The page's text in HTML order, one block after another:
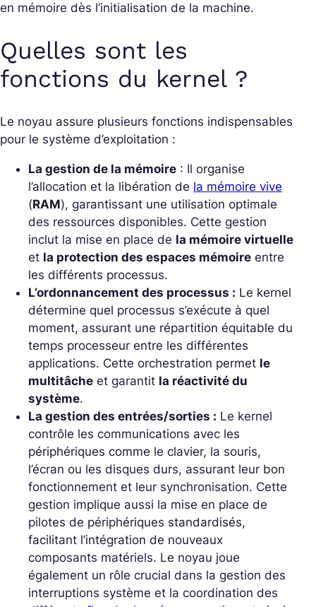
en mémoire dès l’initialisation de la machine.
Quelles sont les
fonctions du kernel ?
Le noyau assure plusieurs fonctions indispensables
pour le système d’exploitation :
La gestion de la mémoire : Il organise
l’allocation et la libération de la mémoire vive
(RAM), garantissant une utilisation optimale
des ressources disponibles. Cette gestion
inclut la mise en place de la mémoire virtuelle
et la protection des espaces mémoire entre
les différents processus.
L’ordonnancement des processus : Le kernel
détermine quel processus s’exécute à quel
moment, assurant une répartition équitable du
temps processeur entre les différentes
applications. Cette orchestration permet le
multitâche et garantit la réactivité du
système.
La gestion des entrées/sorties : Le kernel
contrôle les communications avec les
périphériques comme le clavier, la souris,
l’écran ou les disques durs, assurant leur bon
fonctionnement et leur synchronisation. Cette
gestion implique aussi la mise en place de
pilotes de périphériques standardisés,
facilitant l’intégration de nouveaux
composants matériels. Le noyau joue
également un rôle crucial dans la gestion des
interruptions système et la coordination des